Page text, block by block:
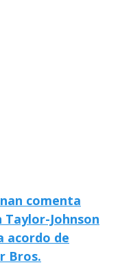
comenta
Johnson
acordo de
Bros.